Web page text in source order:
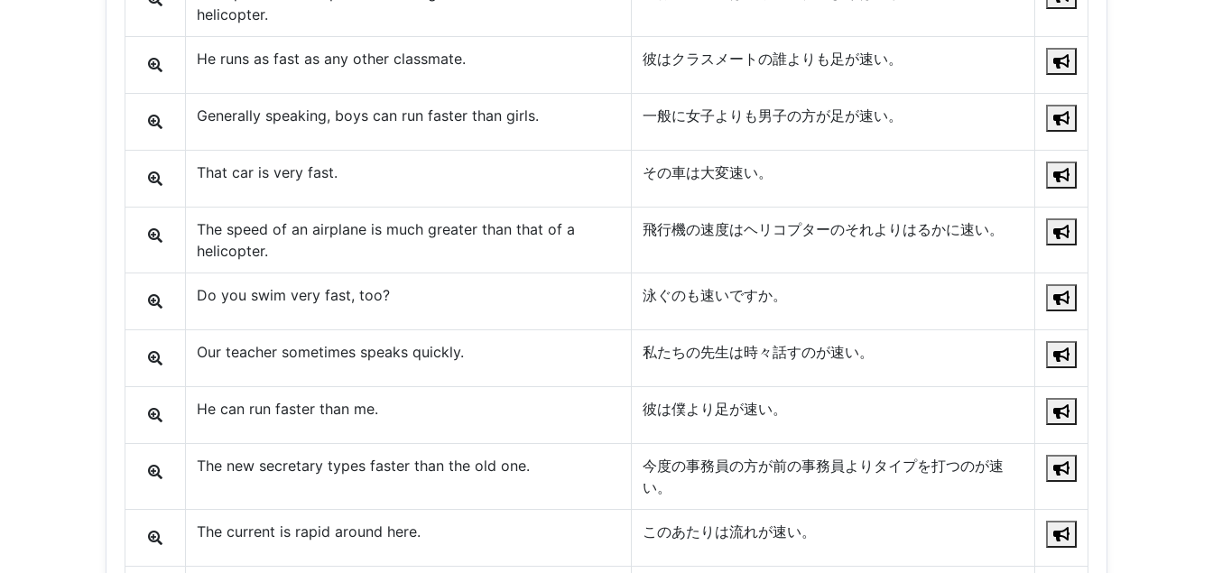
helicopter.
He runs as fast as any other classmate. 彼はクラスメートの誰よりも足が速い。
Generally speaking, boys can run faster than girls. 一般に女子よりも男子の方が足が速い。
That car is very fast. その車は大変速い。
The speed of an airplane is much greater than that of a
helicopter.
飛行機の速度はヘリコプターのそれよりはるかに速い。
Do you swim very fast, too? 泳ぐのも速いですか。
Our teacher sometimes speaks quickly. 私たちの先生は時々話すのが速い。
He can run faster than me. 彼は僕より足が速い。
The new secretary types faster than the old one.
今度の事務員の方が前の事務員よりタイプを打つのが速
い。
The current is rapid around here. このあたりは流れが速い。